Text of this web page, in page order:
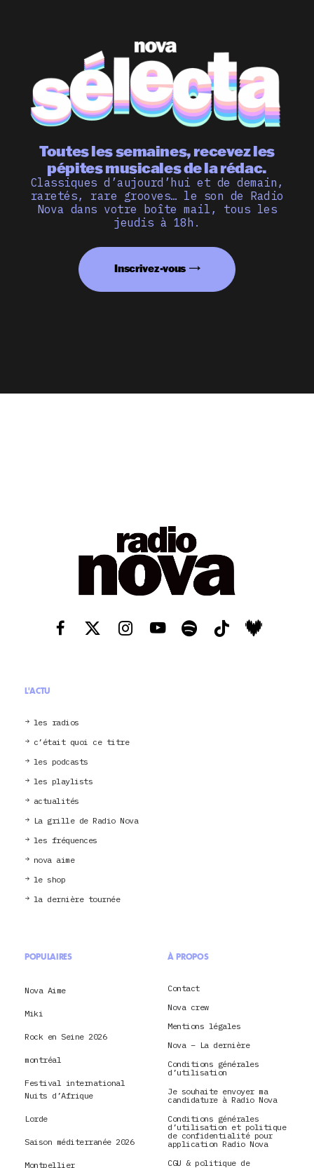
Toutes les semaines, recevez les
pépites musicales de la rédac.
Classiques d’aujourd’hui et de demain,
raretés, rare grooves… le son de Radio
Nova dans votre boîte mail, tous les
jeudis à 18h.
Inscrivez-vous
L'ACTU
les radios
c’était quoi ce titre
les podcasts
les playlists
actualités
La grille de Radio Nova
les fréquences
nova aime
le shop
la dernière tournée
POPULAIRES
Nova Aime
Miki
Rock en Seine 2026
montréal
Festival international
Nuits d’Afrique
Lorde
Saison méditerranée 2026
Montpellier
À PROPOS
Contact
Nova crew
Mentions légales
Nova – La dernière
Conditions générales
d’utilisation
Je souhaite envoyer ma
candidature à Radio Nova
Conditions générales
d’utilisation et politique
de confidentialité pour
application Radio Nova
CGU & politique de